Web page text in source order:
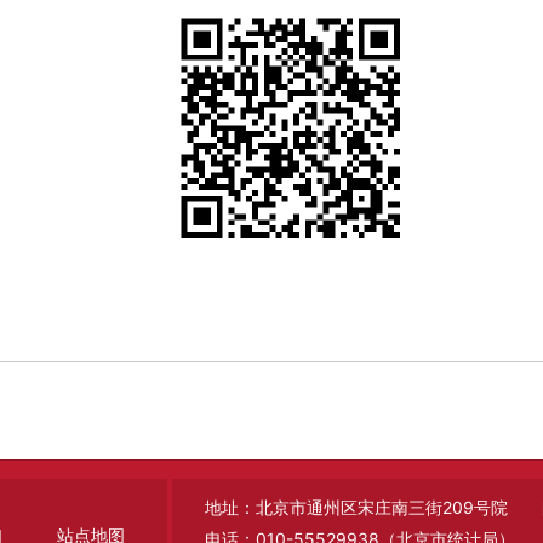
站点地图
地址：北京市通州区宋庄南三街209号院
电话：010-55529938（北京市统计局）